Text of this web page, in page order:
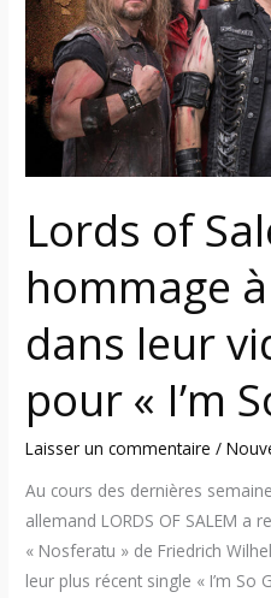
Lords of
hommage
dans leur
pour « I’m
Laisser un commentaire /
Au cours des dernières
allemand LORDS OF SALEM a
« Nosferatu » de Friedrich
leur plus récent single « I’m So
–
Un
hommage
à
Nosferatu
vidéoclip
pour
« I’m
So
Goth »